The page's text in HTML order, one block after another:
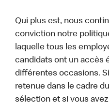
Qui plus est, nous
conviction notre
laquelle tous les
candidats ont un accès
différentes occasions.
retenue dans le cadre
sélection et si vous